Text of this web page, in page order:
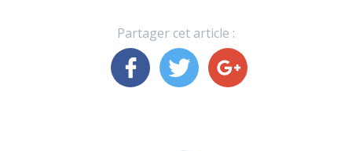
Partager cet article :